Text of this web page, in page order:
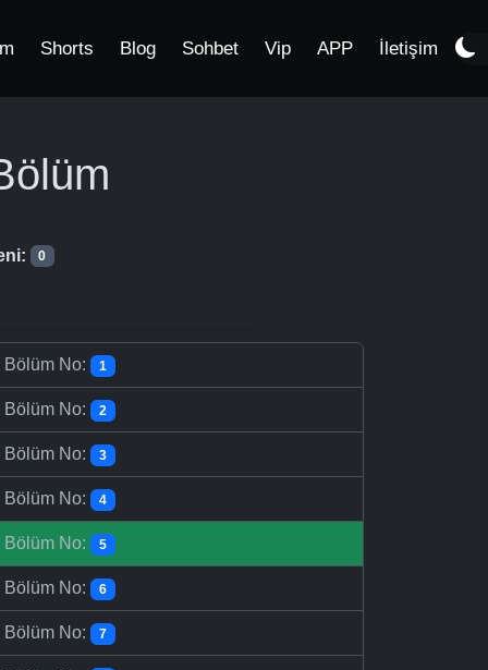
Shorts Blog Sohbet Vip APP İletişim
0
Bölüm No: 1
Bölüm No: 2
Bölüm No: 3
Bölüm No: 4
Bölüm No: 5
Bölüm No: 6
Bölüm No: 7